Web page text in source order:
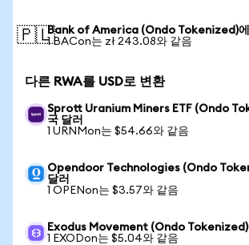
🇵🇱Bank of America (Ondo Tokenized)에
1 BACon는 zł 243.08와 같음
다른 RWA를 USD로 변환
Sprott Uranium Miners ETF (Ondo
국 달러
1 URNMon는 $54.66와 같음
Opendoor Technologies (Ondo
달러
1 OPENon는 $3.57와 같음
Exodus Movement (Ondo Tokenized)
1 EXODon는 $5.04와 같음